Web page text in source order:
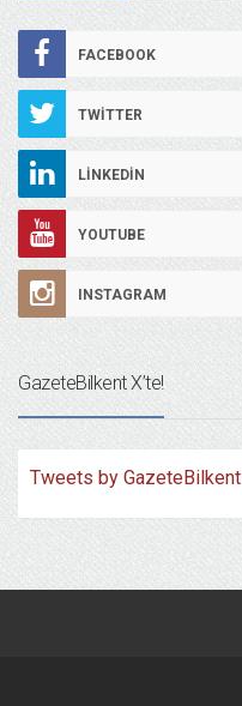
FACEBOOK
TWITTER
LINKEDIN
YOUTUBE
INSTAGRAM
GazeteBilkent X’te!
Tweets by GazeteBilkent